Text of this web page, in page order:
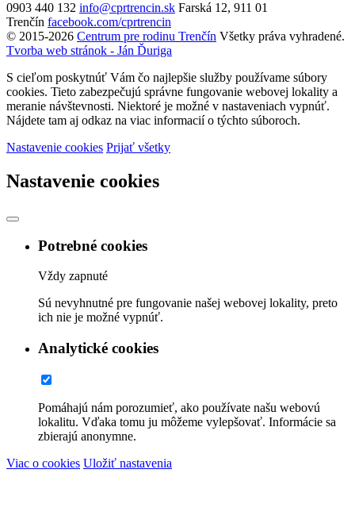
0903 440 132 info@cprtrencin.sk Farská 12, 911 01
Trenčín facebook.com/cprtrencin
© 2015-2026 Centrum pre rodinu Trenčín Všetky práva vyhradené.
Tvorba web stránok - Ján Ďuriga
S cieľom poskytnúť Vám čo najlepšie služby používame súbory
cookies. Tieto zabezpečujú správne fungovanie webovej lokality a
meranie návštevnosti. Niektoré je možné v nastaveniach vypnúť.
Nájdete tam aj odkaz na viac informacií o týchto súboroch.
Nastavenie cookies Prijať všetky
Nastavenie cookies
Potrebné cookies
Vždy zapnuté
Sú nevyhnutné pre fungovanie našej webovej lokality, preto
ich nie je možné vypnúť.
Analytické cookies
Pomáhajú nám porozumieť, ako používate našu webovú
lokalitu. Vďaka tomu ju môžeme vylepšovať. Informácie sa
zbierajú anonymne.
Viac o cookies Uložiť nastavenia